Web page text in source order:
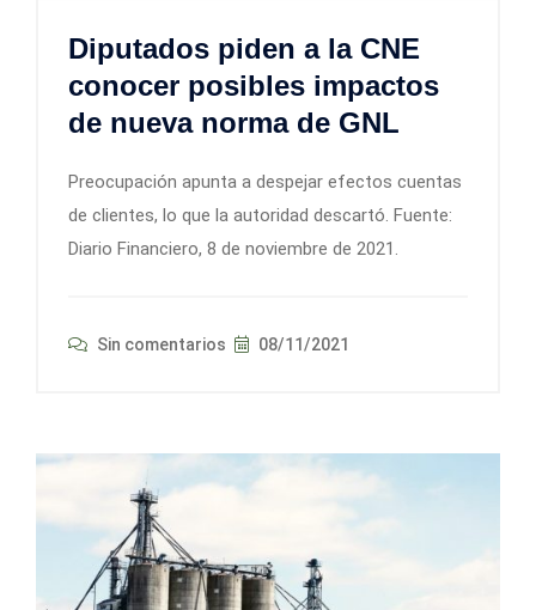
Diputados piden a la CNE
conocer posibles impactos
de nueva norma de GNL
Preocupación apunta a despejar efectos cuentas
de clientes, lo que la autoridad descartó. Fuente:
Diario Financiero, 8 de noviembre de 2021.
Sin comentarios 08/11/2021